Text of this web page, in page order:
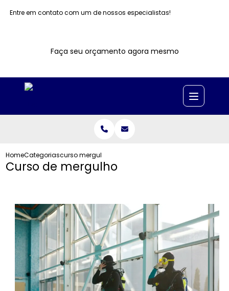
Entre em contato com um de nossos especialistas!
Faça seu orçamento agora mesmo
HomeCategoriascurso mergulho
Curso de mergulho